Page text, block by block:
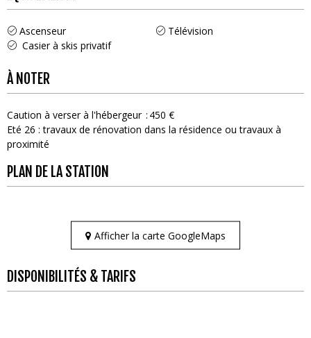
Ascenseur
Télévision
Casier à skis privatif
À NOTER
Caution à verser à l'hébergeur
450 €
Eté 26 : travaux de rénovation dans la résidence ou travaux à
proximité
PLAN DE LA STATION
Afficher la carte GoogleMaps
DISPONIBILITÉS & TARIFS